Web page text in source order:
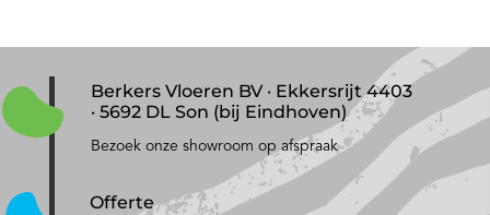
Berkers Vloeren BV · Ekkersrijt 4403
· 5692 DL Son (bij Eindhoven)
Bezoek onze showroom op afspraak
Offerte